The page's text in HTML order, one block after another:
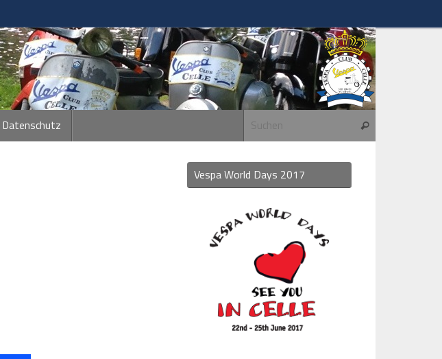
Datenschutz Suchen
Vespa World Days 2017